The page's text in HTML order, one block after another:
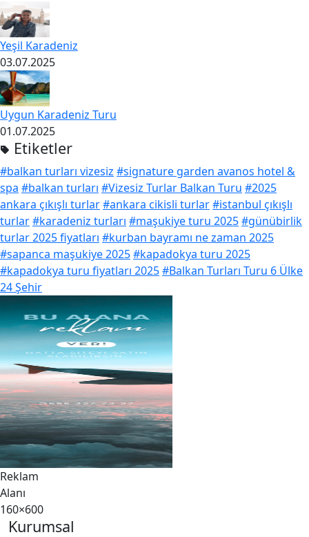
Yeşil Karadeniz
03.07.2025
Uygun Karadeniz Turu
01.07.2025
Etiketler
#balkan turları vizesiz #signature garden avanos hotel &
spa #balkan turları #Vizesiz Turlar Balkan Turu #2025
ankara çıkışlı turlar#ankara cikisli turlar#istanbul çıkışlı
turlar#karadeniz turları #maşukiye turu 2025#günübirlik
turlar 2025 fiyatları #kurban bayramı ne zaman 2025
#sapanca maşukiye 2025#kapadokya turu 2025
#kapadokya turu fiyatları 2025#Balkan Turları Turu 6 Ülke
24 Şehir
Reklam
Alanı
160×600
Kurumsal